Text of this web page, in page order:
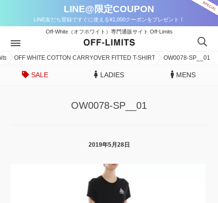
LINE@限定COUPON
LINE友だち登録ですぐに使える¥1,000クーポンをプレゼント！
Off-White（オフホワイト）専門通販サイト Off-Limits
OFF WHITE COTTON CARRYOVER FITTED T-SHIRT OW0078-SP__01
SALE LADIES MENS
OW0078-SP__01
2019年5月28日